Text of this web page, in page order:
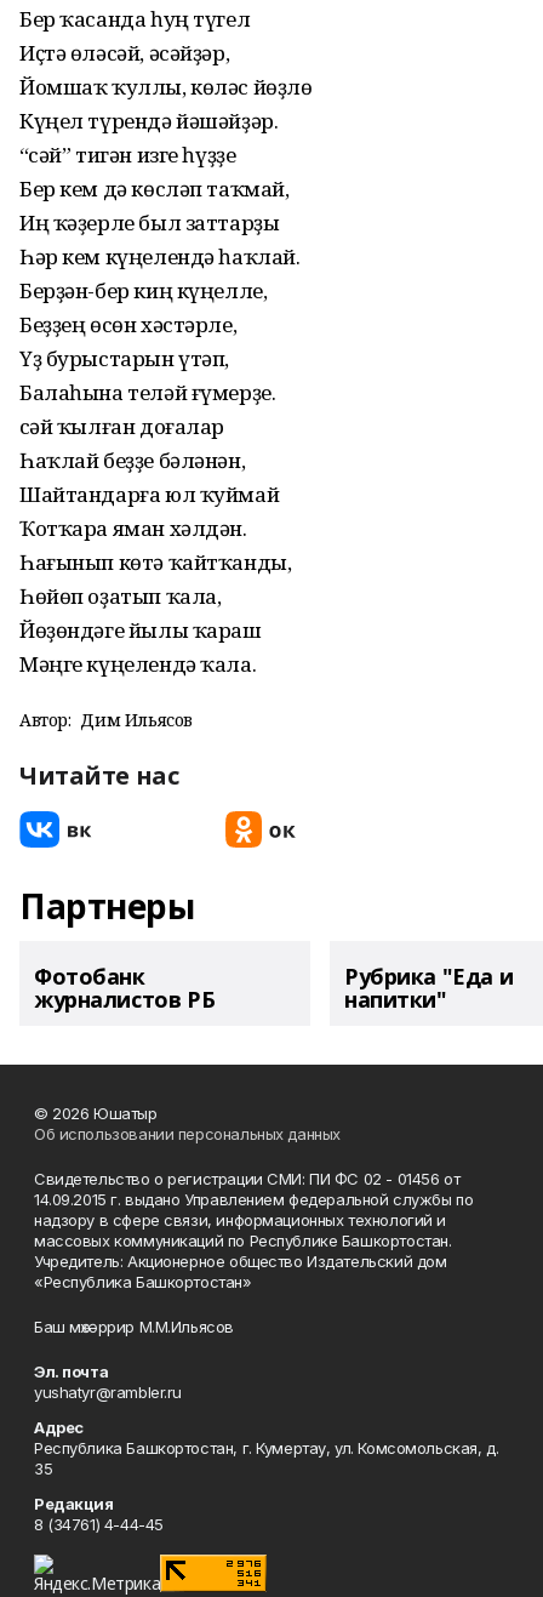
Бер ҡасанда һуң түгел
Иҫтә өләсәй, әсәйҙәр,
Йомшаҡ ҡуллы, көләс йөҙлө
Күңел түрендә йәшәйҙәр.
“Әсәй” тигән изге һүҙҙе
Бер кем дә көсләп таҡмай,
Иң ҡәҙерле был заттарҙы
Һәр кем күңелендә һаҡлай.
Берҙән-бер киң күңелле,
Беҙҙең өсөн хәстәрле,
Үҙ бурыстарын үтәп,
Балаһына теләй ғүмерҙе.
Әсәй ҡылған доғалар
Һаҡлай беҙҙе бәләнән,
Шайтандарға юл ҡуймай
Ҡотҡара яман хәлдән.
Һағынып көтә ҡайтҡанды,
Һөйөп оҙатып ҡала,
Йөҙөндәге йылы ҡараш
Мәңге күңелендә ҡала.
Автор: Дим Ильясов
Читайте нас
Партнеры
Фотобанк
журналистов РБ
Рубрика "Еда и
напитки"
© 2026 Юшатыр
Об использовании персональных данных
Свидетельство о регистрации СМИ: ПИ ФС 02 - 01456 от
14.09.2015 г. выдано Управлением федеральной службы по
надзору в сфере связи, информационных технологий и
массовых коммуникаций по Республике Башкортостан.
Учредитель: Акционерное общество Издательский дом
«Республика Башкортостан»
Баш мөхәррир М.М.Ильясов
Эл. почта
yushatyr@rambler.ru
Адрес
Республика Башкортостан, г. Кумертау, ул. Комсомольская, д.
35
Редакция
8 (34761) 4-44-45